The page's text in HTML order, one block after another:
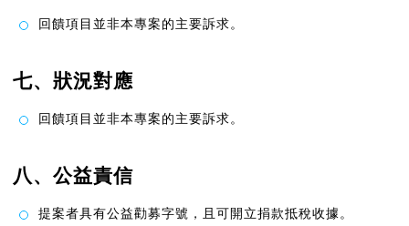
回饋項目並非本專案的主要訴求。
七、狀況對應
回饋項目並非本專案的主要訴求。
八、公益責信
提案者具有公益勸募字號，且可開立捐款抵稅收據。